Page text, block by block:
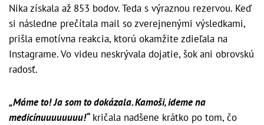
Nika získala až 853 bodov. Teda s výraznou rezervou. Keď
si následne prečítala mail so zverejnenými výsledkami,
prišla emotívna reakcia, ktorú okamžite zdieľala na
Instagrame. Vo videu neskrývala dojatie, šok ani obrovskú
radosť.
„Máme to! Ja som to dokázala. Kamoši, ideme na
medicínuuuuuuuu!“kričala nadšene krátko po tom, čo